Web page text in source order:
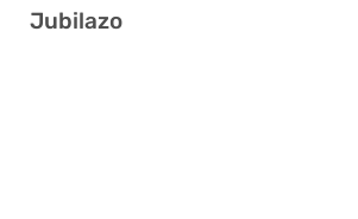
Jubilazo